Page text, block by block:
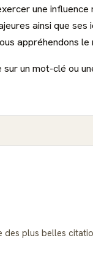
une influence
ainsi que
appréhendons le
sur un mot-clé ou
des plus belles